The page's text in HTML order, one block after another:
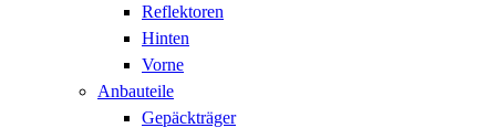
Reflektoren
Hinten
Vorne
Anbauteile
Gepäckträger